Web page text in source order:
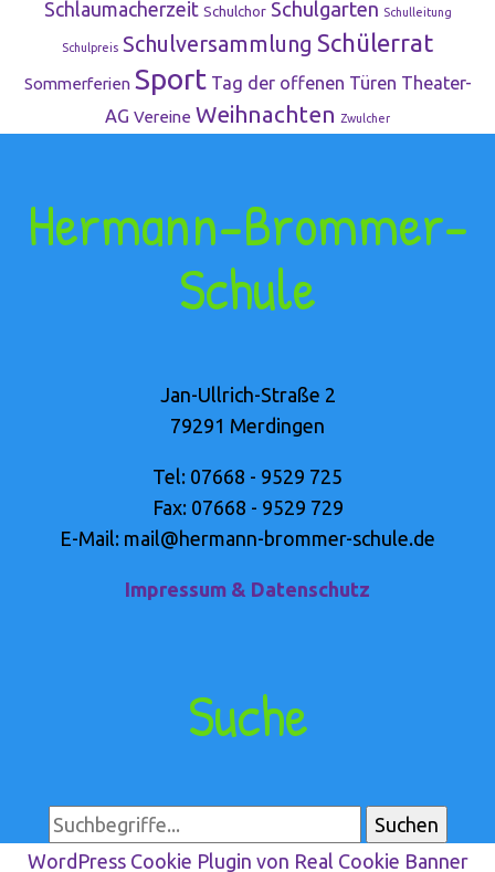
Schlaumacherzeit Schulchor Schulgarten Schulleitung
Schulpreis Schulversammlung Schülerrat
Sommerferien Sport Tag der offenen Türen Theater-
AG Vereine Weihnachten Zwulcher
Hermann-Brommer-
Schule
Jan-Ullrich-Straße 2
79291 Merdingen
Tel: 07668 - 9529 725
Fax: 07668 - 9529 729
E-Mail: mail@hermann-brommer-schule.de
Impressum & Datenschutz
Suche
WordPress Cookie Plugin von Real Cookie Banner